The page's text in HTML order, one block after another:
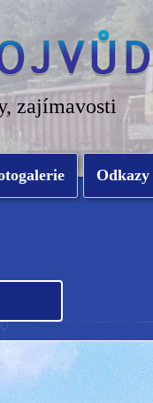
zajímavosti
Odkazy